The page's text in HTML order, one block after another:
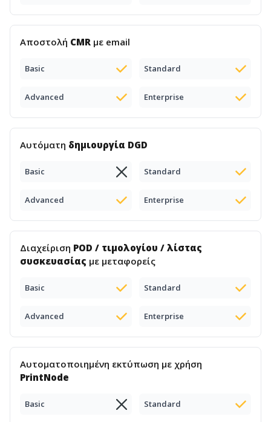
Αποστολή CMR με email
Basic Standard
Advanced Enterprise
Αυτόματη δημιουργία DGD
Basic Standard
Advanced Enterprise
Διαχείριση POD / τιμολογίου / λίστας
συσκευασίας με μεταφορείς
Basic Standard
Advanced Enterprise
Αυτοματοποιημένη εκτύπωση με χρήση
PrintNode
Basic Standard